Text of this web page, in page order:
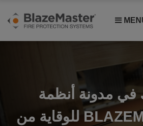
في مدونة أنظمة
BLAZEMASTER للوقاية من